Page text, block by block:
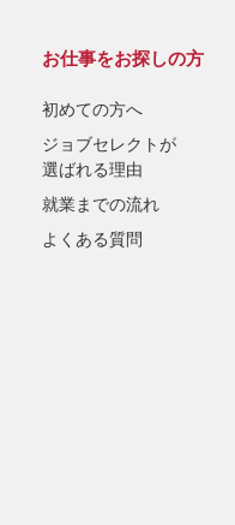
お仕事をお探しの方
初めての方へ
ジョブセレクトが
選ばれる理由
就業までの流れ
よくある質問